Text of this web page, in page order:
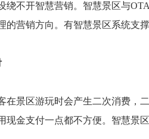
绕不开智慧营销。智慧景区与
的营销方向。有智慧景区系统支
在景区游玩时会产生二次消费，
现金支付一点都不方便。智慧景